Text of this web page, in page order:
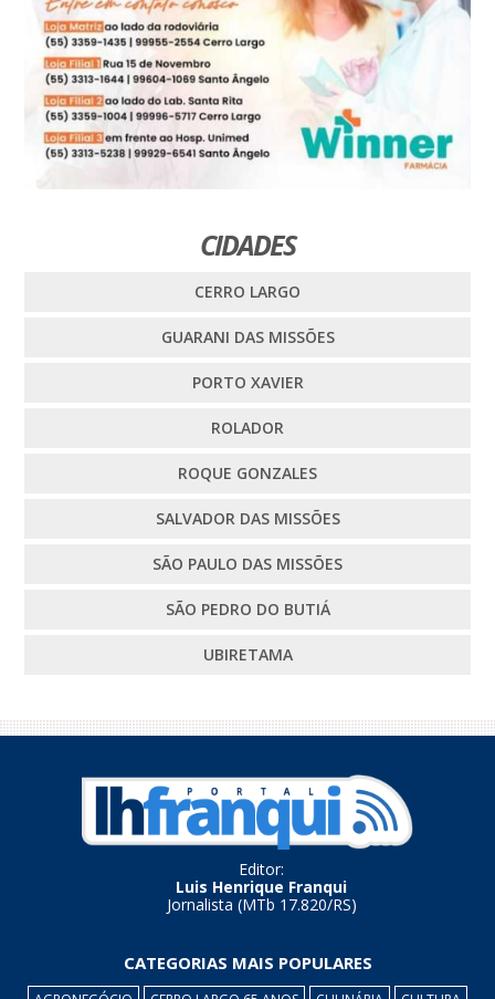
CIDADES
CERRO LARGO
GUARANI DAS MISSÕES
PORTO XAVIER
ROLADOR
ROQUE GONZALES
SALVADOR DAS MISSÕES
SÃO PAULO DAS MISSÕES
SÃO PEDRO DO BUTIÁ
UBIRETAMA
Editor:
Luis Henrique Franqui
Jornalista (MTb 17.820/RS)
CATEGORIAS MAIS POPULARES